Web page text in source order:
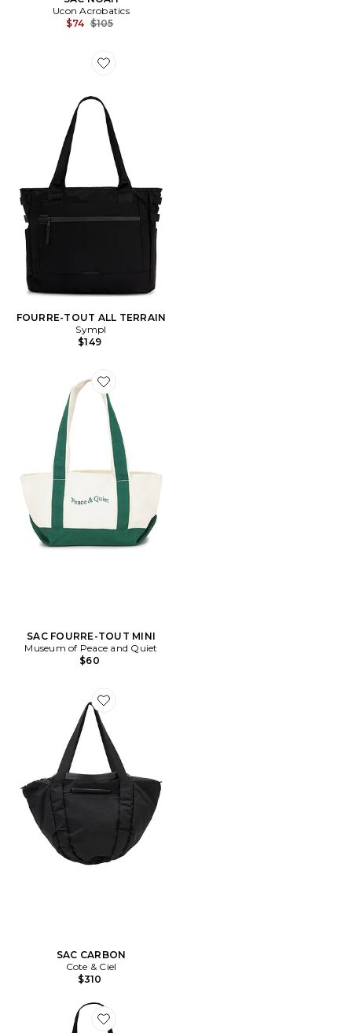
Ucon Acrobatics
$74 Previous price:
$105
Favorite FOURRE-TOUT ALL TERRAIN
FOURRE-TOUT ALL TERRAIN
Sympl
$149
Favorite SAC FOURRE-TOUT MINI
SAC FOURRE-TOUT MINI
Museum of Peace and Quiet
$60
Favorite SAC CARBON
SAC CARBON
Cote & Ciel
$310
Favorite FOURRE-TOUT